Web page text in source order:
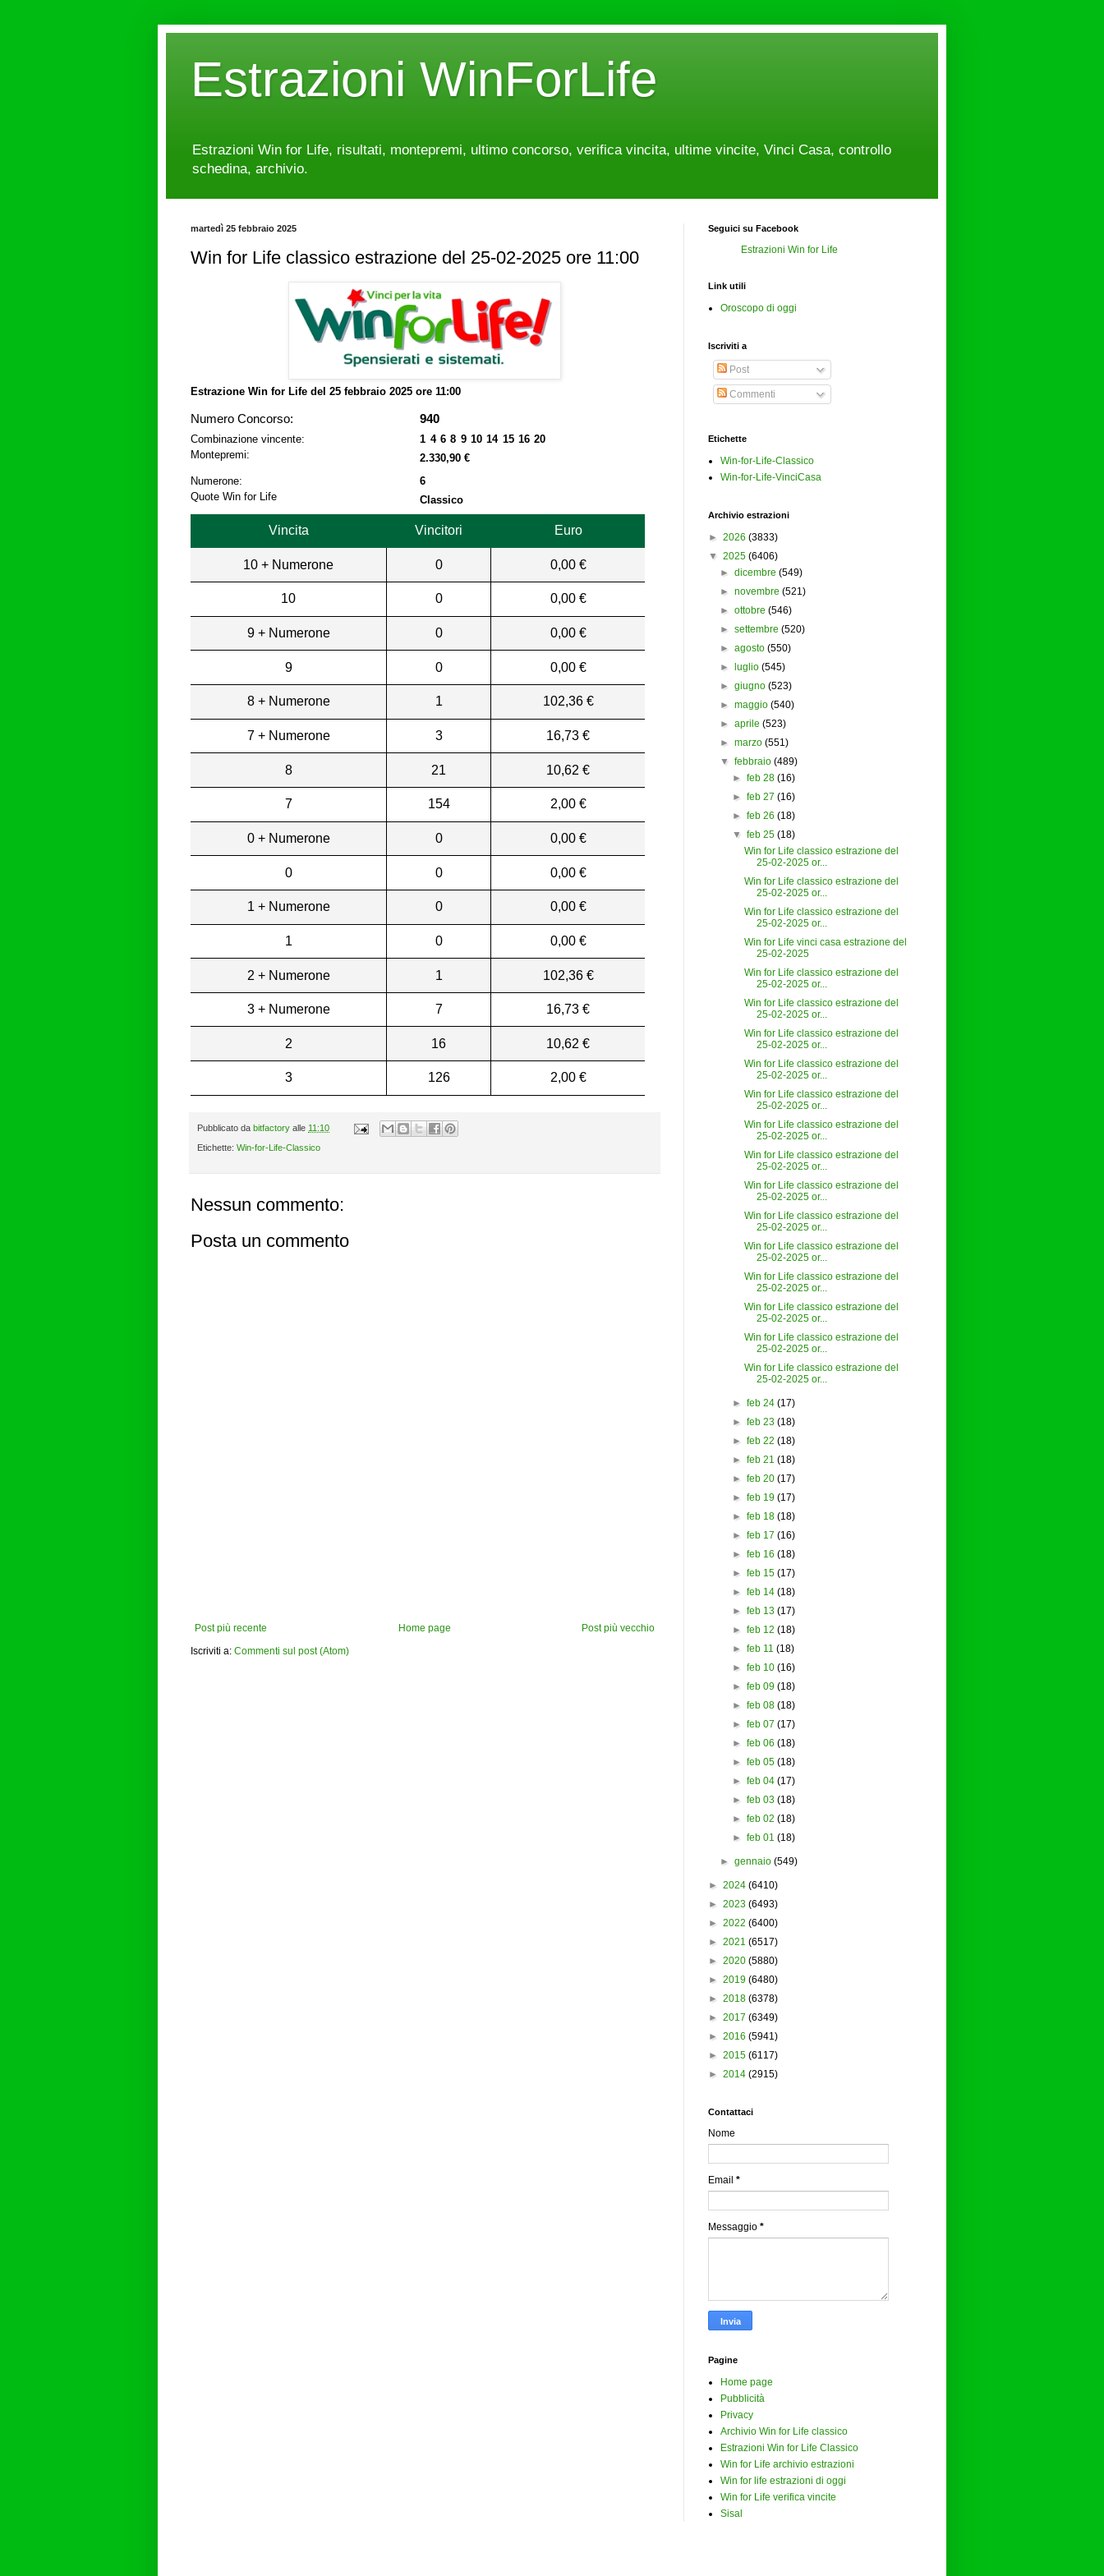
Estrazioni WinForLife
Estrazioni Win for Life, risultati, montepremi, ultimo concorso, verifica vincita, ultime vincite, Vinci Casa, controllo
schedina, archivio.
martedì 25 febbraio 2025
Win for Life classico estrazione del 25-02-2025 ore 11:00
Estrazione Win for Life del 25 febbraio 2025 ore 11:00
Numero Concorso: 940
Combinazione vincente:
1 4 6 8 9 10 14 15 16 20
Montepremi:
2.330,90 €
Numerone:
6
Quote Win for Life
Classico
Vincita Vincitori Euro
10 + Numerone 0 0,00 €
10 0 0,00 €
9 + Numerone 0 0,00 €
9 0 0,00 €
8 + Numerone 1 102,36 €
7 + Numerone 3 16,73 €
8 21 10,62 €
7 154 2,00 €
0 + Numerone 0 0,00 €
0 0 0,00 €
1 + Numerone 0 0,00 €
1 0 0,00 €
2 + Numerone 1 102,36 €
3 + Numerone 7 16,73 €
2 16 10,62 €
3 126 2,00 €
Pubblicato da bitfactory alle 11:10
Etichette: Win-for-Life-Classico
Nessun commento:
Posta un commento
Post più recente Post più vecchio
Home page
Iscriviti a: Commenti sul post (Atom)
Seguici su Facebook
Estrazioni Win for Life
Link utili
Oroscopo di oggi
Iscriviti a
Post
Commenti
Etichette
Win-for-Life-Classico
Win-for-Life-VinciCasa
Archivio estrazioni
► 2026 (3833)
▼ 2025 (6406)
►dicembre (549)
►novembre (521)
►ottobre (546)
►settembre (520)
►agosto (550)
►
luglio (545)
►giugno (523)
►maggio (540)
►aprile (523)
►marzo (551)
▼ febbraio (489)
► feb 28 (16)
► feb 27 (16)
► feb 26 (18)
▼ feb 25 (18)
Win for Life classico estrazione del
25-02-2025 or...
Win for Life classico estrazione del
25-02-2025 or...
Win for Life classico estrazione del
25-02-2025 or...
Win for Life vinci casa estrazione del
25-02-2025
Win for Life classico estrazione del
25-02-2025 or...
Win for Life classico estrazione del
25-02-2025 or...
Win for Life classico estrazione del
25-02-2025 or...
Win for Life classico estrazione del
25-02-2025 or...
Win for Life classico estrazione del
25-02-2025 or...
Win for Life classico estrazione del
25-02-2025 or...
Win for Life classico estrazione del
25-02-2025 or...
Win for Life classico estrazione del
25-02-2025 or...
Win for Life classico estrazione del
25-02-2025 or...
Win for Life classico estrazione del
25-02-2025 or...
Win for Life classico estrazione del
25-02-2025 or...
Win for Life classico estrazione del
25-02-2025 or...
Win for Life classico estrazione del
25-02-2025 or...
Win for Life classico estrazione del
25-02-2025 or...
► feb 24 (17)
► feb 23 (18)
► feb 22 (18)
► feb 21 (18)
► feb 20 (17)
► feb 19 (17)
► feb 18 (18)
► feb 17 (16)
► feb 16 (18)
► feb 15 (17)
► feb 14 (18)
► feb 13 (17)
► feb 12 (18)
► feb 11 (18)
► feb 10 (16)
► feb 09 (18)
► feb 08 (18)
► feb 07 (17)
► feb 06 (18)
► feb 05 (18)
► feb 04 (17)
► feb 03 (18)
► feb 02 (18)
► feb 01 (18)
►gennaio (549)
► 2024 (6410)
► 2023 (6493)
► 2022 (6400)
► 2021 (6517)
► 2020 (5880)
► 2019 (6480)
► 2018 (6378)
► 2017 (6349)
► 2016 (5941)
► 2015 (6117)
► 2014 (2915)
Contattaci
Nome
Email *
Messaggio *
Pagine
Home page
Pubblicità
Privacy
Archivio Win for Life classico
Estrazioni Win for Life Classico
Win for Life archivio estrazioni
Win for life estrazioni di oggi
Win for Life verifica vincite
Sisal